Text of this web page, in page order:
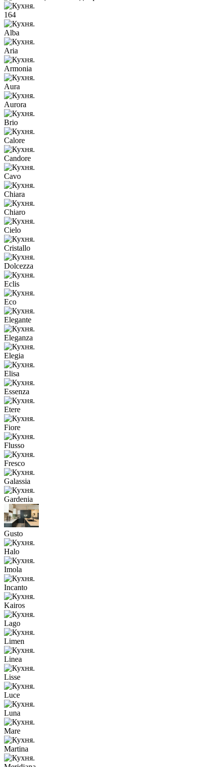
164
Alba
Aria
Armonia
Aura
Aurora
Brio
Calore
Candore
Cavo
Chiara
Chiaro
Cielo
Cristallo
Dolcezza
Eclis
Eco
Elegante
Eleganza
Elegia
Elisa
Essenza
Etere
Fiore
Flusso
Fresco
Galassia
Gardenia
Gusto
Halo
Imola
Incanto
Kairos
Lago
Limen
Linea
Lisse
Luce
Luna
Mare
Martina